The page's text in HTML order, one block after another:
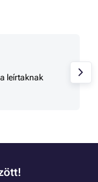
leírtaknak